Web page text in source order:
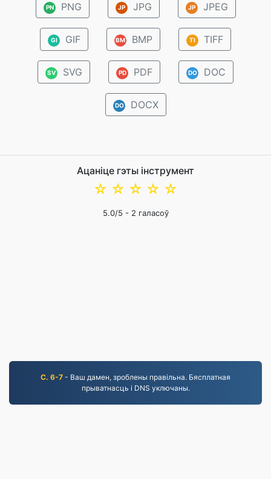
PN PNG JP JPG JP JPEG
GI GIF BM BMP TI TIFF
SV SVG PD PDF DO DOC
DO DOCX
Ацаніце гэты інструмент
☆
☆
☆
☆
☆
5.0/5 - 2 галасоў
С. 6-7 - Ваш дамен, зроблены правільна. Бясплатная
прыватнасць і DNS уключаны.